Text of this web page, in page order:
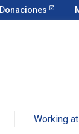
Donaciones
Working